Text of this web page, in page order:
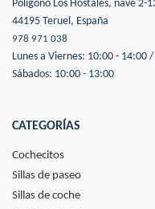
Polígono Los Hostales, nave 2-
44195 Teruel, España
978 971 038
Lunes a Viernes: 10:00 - 14:00
Sábados: 10:00 - 13:00
CATEGORÍAS
Cochecitos
Sillas de paseo
Sillas de coche